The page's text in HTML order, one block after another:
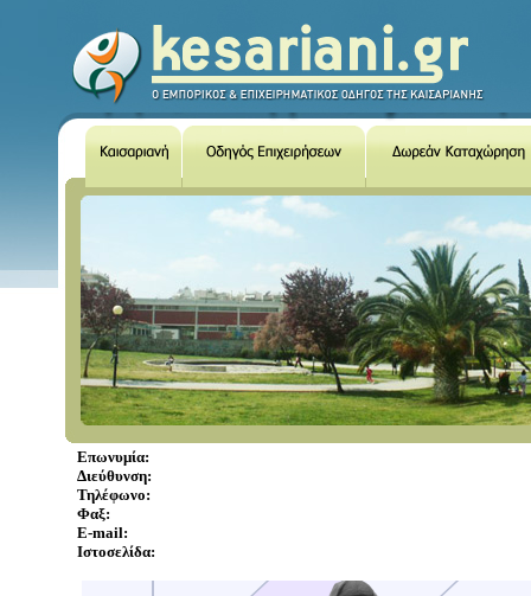
Επωνυμία:
Διεύθυνση:
Τηλέφωνο:
Φαξ:
E-mail:
Ιστοσελίδα: